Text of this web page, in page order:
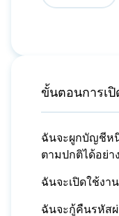
ขั้นตอนการเ
ฉันจะผูกบัญชีห
ตามปกติได้อย่า
ฉันจะเปิดใช้งาน
ฉันจะกู้คืนรหัสผ่